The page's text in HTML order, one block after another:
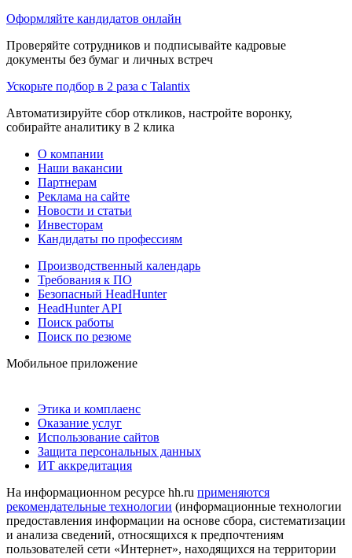
Оформляйте кандидатов онлайн
Проверяйте сотрудников и подписывайте кадровые
документы без бумаг и личных встреч
Ускорьте подбор в 2 раза с Talantix
Автоматизируйте сбор откликов, настройте воронку,
собирайте аналитику в 2 клика
О компании
Наши вакансии
Партнерам
Реклама на сайте
Новости и статьи
Инвесторам
Кандидаты по профессиям
Производственный календарь
Требования к ПО
Безопасный HeadHunter
HeadHunter API
Поиск работы
Поиск по резюме
Мобильное приложение
Этика и комплаенс
Оказание услуг
Использование сайтов
Защита персональных данных
ИТ аккредитация
На информационном ресурсе hh.ru применяются
рекомендательные технологии (информационные технологии
предоставления информации на основе сбора, систематизации
и анализа сведений, относящихся к предпочтениям
пользователей сети «Интернет», находящихся на территории